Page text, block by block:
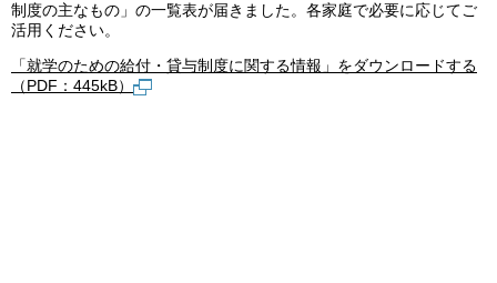
制度の主なもの」の一覧表が届きました。各家庭で必要に応じてご
活用ください。
「就学のための給付・貸与制度に関する情報」をダウンロードする
（PDF：445kB）